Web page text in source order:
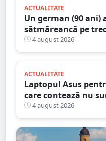
ACTUALITATE
Un german (90 ani)
sătmăreancă pe
4 august 2026
ACTUALITATE
Laptopul Asus
care contează nu
mai mari
4 august 2026